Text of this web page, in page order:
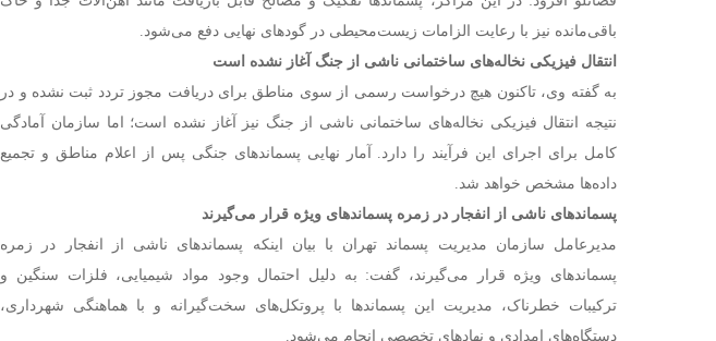
باقی‌مانده نیز با رعایت الزامات زیست‌محیطی در گودهای نهایی دفع می‌شود.
انتقال فیزیکی نخاله‌های ساختمانی ناشی از جنگ آغاز نشده است
به گفته وی، تاکنون هیچ درخواست رسمی از سوی مناطق برای دریافت مجوز تردد ثبت نشده و در
نتیجه انتقال فیزیکی نخاله‌های ساختمانی ناشی از جنگ نیز آغاز نشده است؛ اما سازمان آمادگی
کامل برای اجرای این فرآیند را دارد. آمار نهایی پسماندهای جنگی پس از اعلام مناطق و تجمیع
داده‌ها مشخص خواهد شد.
پسماندهای ناشی از انفجار در زمره پسماندهای ویژه قرار می‌گیرند
مدیرعامل سازمان مدیریت پسماند تهران با بیان اینکه پسماندهای ناشی از انفجار در زمره
پسماندهای ویژه قرار می‌گیرند، گفت: به دلیل احتمال وجود مواد شیمیایی، فلزات سنگین و
ترکیبات خطرناک، مدیریت این پسماندها با پروتکل‌های سخت‌گیرانه و با هماهنگی شهرداری،
دستگاه‌های امدادی و نهادهای تخصصی انجام می‌شود.